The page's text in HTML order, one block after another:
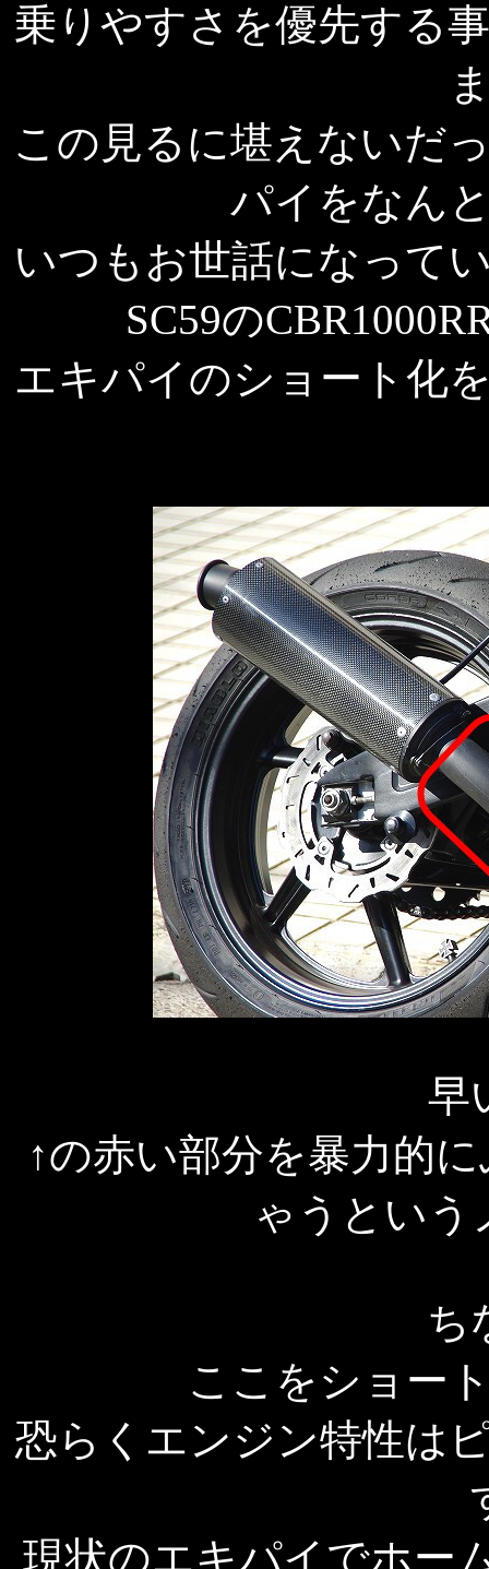
乗りやすさを優先する
この見るに堪えないだ
パイをなん
いつもお世話になって
SC59の
エキパイのショート化
早
↑の赤い部分を暴力的
ゃうという
ち
ここをショー
恐らくエンジン特性は
現状のエキパイでホー